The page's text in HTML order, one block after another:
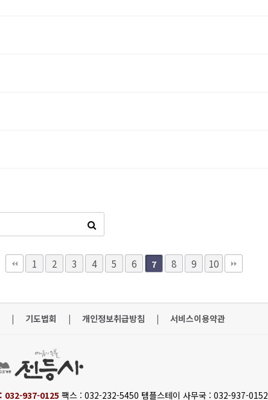
1 2 3 4 5 6 7 8 9 10
| 기도법회 | 개인정보취급방침 | 서비스이용약관
032-937-0125 팩스 : 032-232-5450 템플스테이 사무국 : 032-937-0152